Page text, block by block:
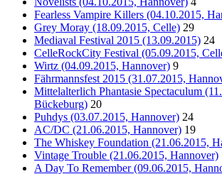
Fearless Vampire Killers (04.10.2015,
Grey Moray (18.09.2015, Celle) 29
Mediaval Festival 2015 (13.09.2015) 24
CelleRockCity Festival (05.09.2015,
Wirtz (04.09.2015, Hannover) 9
Fährmannsfest 2015 (31.07.2015,
Mittelalterlich Phantasie Spectaculum
Bückeburg) 20
Puhdys (03.07.2015, Hannover) 24
AC/DC (21.06.2015, Hannover) 19
The Whiskey Foundation (21.06.2015,
Vintage Trouble (21.06.2015, Hannover)
A Day To Remember (09.06.2015,